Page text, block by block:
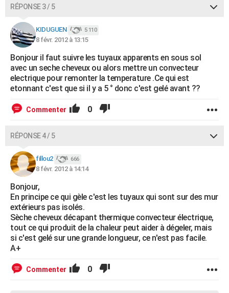
RÉPONSE 3 / 5
KIDUGUEN 5 110
8 févr. 2012 à 13:15
Bonjour il faut suivre les tuyaux apparents en sous sol
avec un seche cheveux ou alors mettre un convecteur
electrique pour remonter la temperature .Ce qui est
etonnant c'est que si il y a 5 ° donc c'est gelé avant ??
Commenter 0
RÉPONSE 4 / 5
fillou2 666
8 févr. 2012 à 14:14
Bonjour,
En principe ce qui gèle c'est les tuyaux qui sont sur des mur
extérieurs pas isolés.
Sèche cheveux décapant thermique convecteur électrique,
tout ce qui produit de la chaleur peut aider à dégeler, mais
si c'est gelé sur une grande longueur, ce n'est pas facile.
A+
Commenter 0